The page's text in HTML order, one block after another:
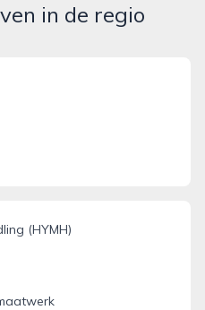
in de regio
(HYMH)